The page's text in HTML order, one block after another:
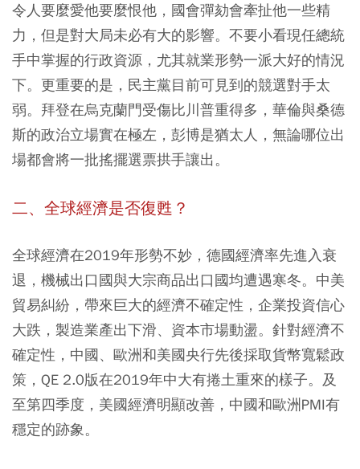
令人要麼愛他要麼恨他，國會彈劾會牽扯他一些精
力，但是對大局未必有大的影響。不要小看現任總統
手中掌握的行政資源，尤其就業形勢一派大好的情況
下。更重要的是，民主黨目前可見到的競選對手太
弱。拜登在烏克蘭門受傷比川普重得多，華倫與桑德
斯的政治立場實在極左，彭博是猶太人，無論哪位出
場都會將一批搖擺選票拱手讓出。
二、全球經濟是否復甦？
全球經濟在2019年形勢不妙，德國經濟率先進入衰
退，機械出口國與大宗商品出口國均遭遇寒冬。中美
貿易糾紛，帶來巨大的經濟不確定性，企業投資信心
大跌，製造業產出下滑、資本市場動盪。針對經濟不
確定性，中國、歐洲和美國央行先後採取貨幣寬鬆政
策，QE 2.0版在2019年中大有捲土重來的樣子。及
至第四季度，美國經濟明顯改善，中國和歐洲PMI有
穩定的跡象。